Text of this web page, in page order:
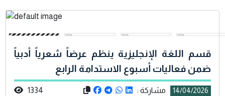
قسم اللغة الإنجليزية ينظم عرضاً شعرياً أدبياً
ضمن فعاليات أسبوع الاستدامة الرابع
14/04/2026 مشاركة : 1334